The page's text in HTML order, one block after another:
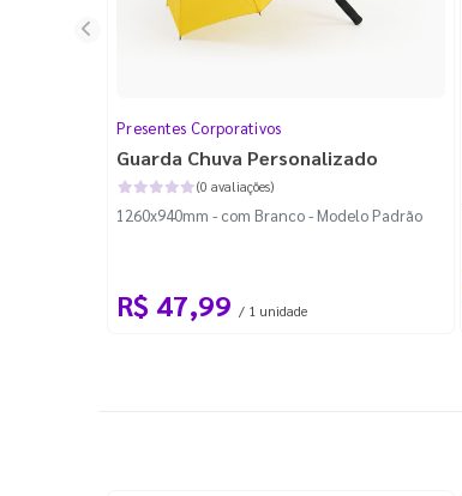
Presentes Corporativos
Guarda Chuva Personalizado
(0 avaliações)
1260x940mm - com Branco - Modelo Padrão
R$ 47,99 / 1 unidade